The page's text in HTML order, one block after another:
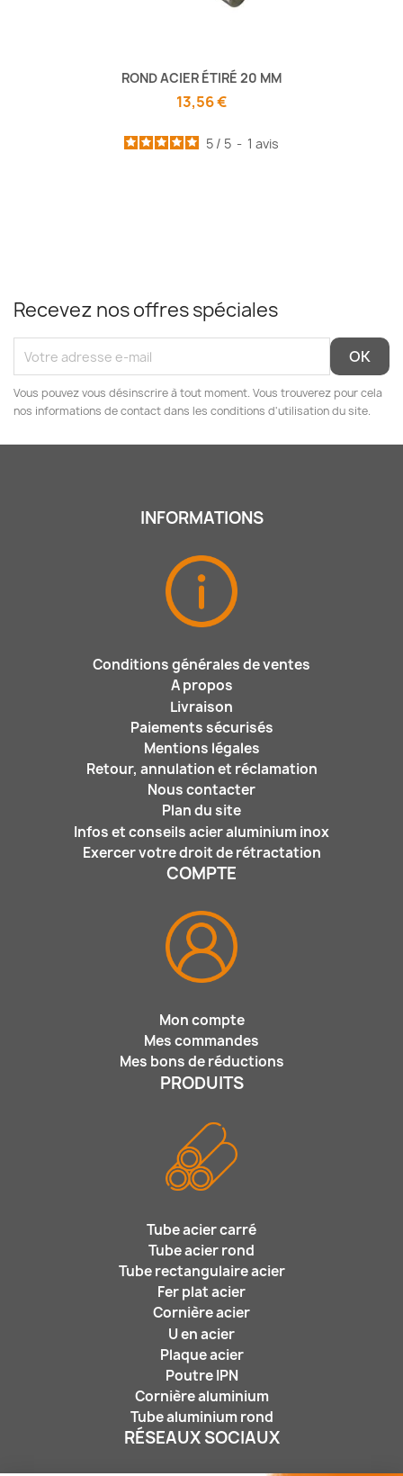
ROND ACIER ÉTIRÉ 20 MM
13,56 €
5 / 5 - 1 avis
Recevez nos offres spéciales
Vous pouvez vous désinscrire à tout moment. Vous trouverez pour cela
nos informations de contact dans les conditions d'utilisation du site.
INFORMATIONS
Conditions générales de ventes
A propos
Livraison
Paiements sécurisés
Mentions légales
Retour, annulation et réclamation
Nous contacter
Plan du site
Infos et conseils acier aluminium inox
Exercer votre droit de rétractation
COMPTE
Mon compte
Mes commandes
Mes bons de réductions
PRODUITS
Tube acier carré
Tube acier rond
Tube rectangulaire acier
Fer plat acier
Cornière acier
U en acier
Plaque acier
Poutre IPN
Cornière aluminium
Tube aluminium rond
RÉSEAUX SOCIAUX